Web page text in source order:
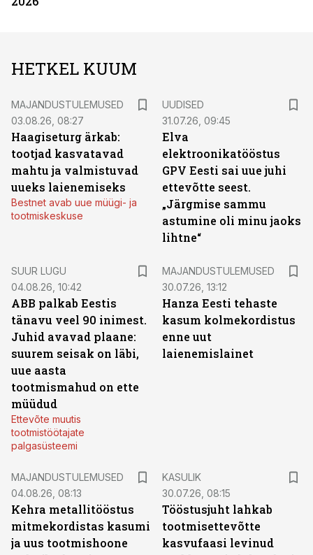
HETKEL KUUM
MAJANDUSTULEMUSED
03.08.26, 08:27
Haagiseturg ärkab:
tootjad kasvatavad
mahtu ja valmistuvad
uueks laienemiseks
Bestnet avab uue müügi- ja
tootmiskeskuse
UUDISED
31.07.26, 09:45
Elva
elektroonikatööstus
GPV Eesti sai uue juhi
ettevõtte seest.
„Järgmise sammu
astumine oli minu jaoks
lihtne“
SUUR LUGU
04.08.26, 10:42
ABB palkab Eestis
tänavu veel 90 inimest.
Juhid avavad plaane:
suurem seisak on läbi,
uue aasta
tootmismahud on ette
müüdud
Ettevõte muutis
tootmistöötajate
palgasüsteemi
MAJANDUSTULEMUSED
30.07.26, 13:12
Hanza Eesti tehaste
kasum kolmekordistus
enne uut
laienemislainet
MAJANDUSTULEMUSED
04.08.26, 08:13
Kehra metallitööstus
mitmekordistas kasumi
ja uus tootmishoone
KASULIK
30.07.26, 08:15
Tööstusjuht lahkab
tootmisettevõtte
kasvufaasi levinud